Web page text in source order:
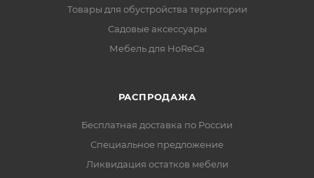
Товары для обустройства территории
Садовые аксессуары
Мебель для HoReCa
РАСПРОДАЖА
Бесплатная доставка по России
Специальное предложение
Ликвидация остатков мебели